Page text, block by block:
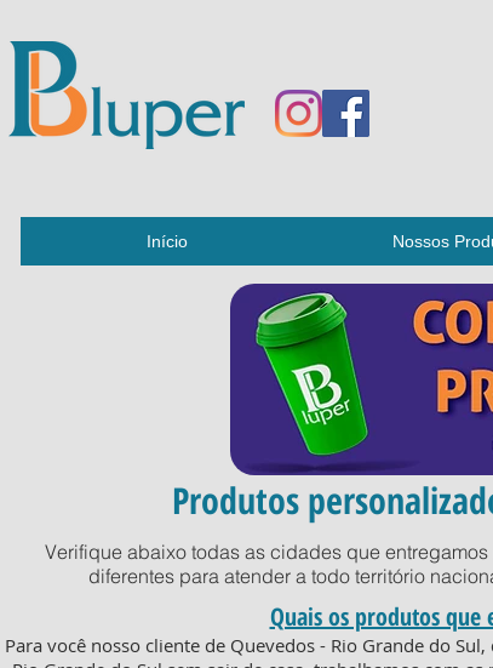
Início Nossos
Produtos
Verifique abaixo todas as cidades que
diferentes para atender a todo território
Quais os produtos que
Para você nosso cliente de Quevedos - Rio Grande do